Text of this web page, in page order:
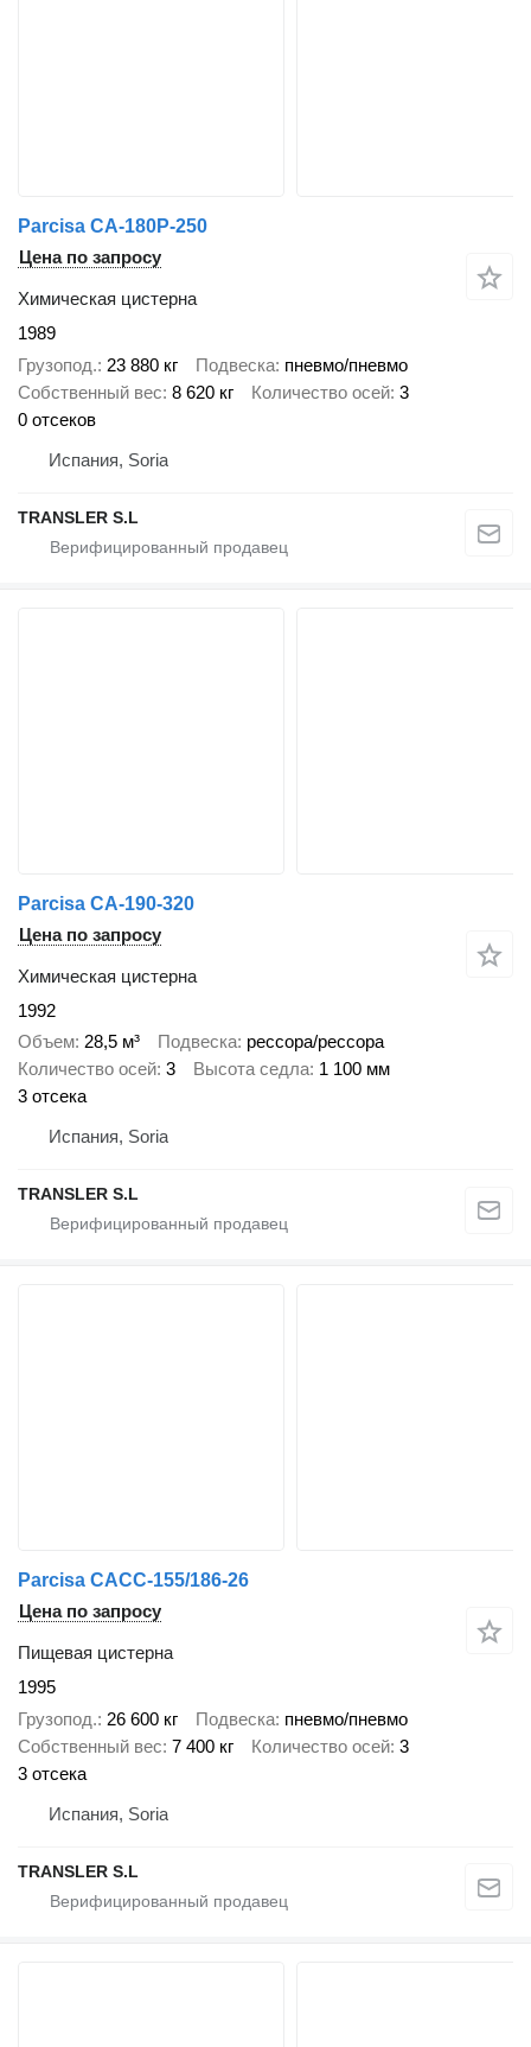
Parcisa CA-180P-250
Цена по запросу
Химическая цистерна
1989
Грузопод. 23 880 кг Подвеска пневмо/пневмо
Собственный вес 8 620 кг Количество осей 3
0 отсеков
Испания, Soria
TRANSLER S.L
Parcisa CA-190-320
Цена по запросу
Химическая цистерна
1992
Объем 28,5 м³ Подвеска рессора/рессора
Количество осей 3 Высота седла 1 100 мм
3 отсека
Испания, Soria
TRANSLER S.L
Parcisa CACC-155/186-26
Цена по запросу
Пищевая цистерна
1995
Грузопод. 26 600 кг Подвеска пневмо/пневмо
Собственный вес 7 400 кг Количество осей 3
3 отсека
Испания, Soria
TRANSLER S.L